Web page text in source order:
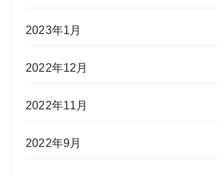
2023年1月
2022年12月
2022年11月
2022年9月